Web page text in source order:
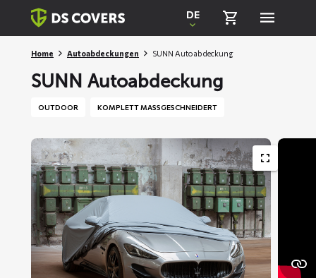
Skiplinks
DE
Home Autoabdeckungen SUNN Autoabdeckung
SUNN Autoabdeckung
OUTDOOR KOMPLETT MASSGESCHNEIDERT